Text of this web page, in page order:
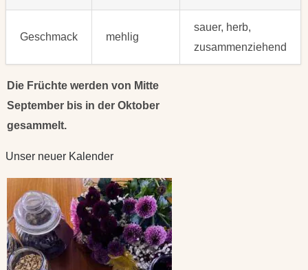
Geschmack mehlig
sauer, herb,
zusammenziehend
Die Früchte werden von Mitte
September bis in der Oktober
gesammelt.
Unser neuer Kalender